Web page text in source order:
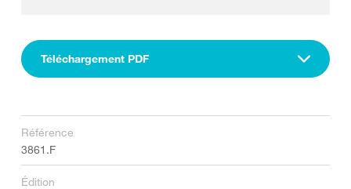
Téléchargement PDF
Référence
3861.F
Édition